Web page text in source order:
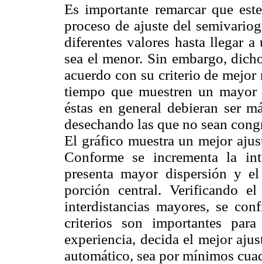
Es importante remarcar que
proceso de ajuste del
diferentes valores hasta llegar
sea el menor. Sin embargo,
acuerdo con su criterio de mejor
tiempo que muestren un
éstas en general debieran ser
desechando las que no sean
El gráfico muestra un mejor
Conforme se incrementa la
presenta mayor dispersión y
porción central. Verificando
interdistancias mayores, se
criterios son importantes
experiencia, decida el mejor
automático, sea por mínimos